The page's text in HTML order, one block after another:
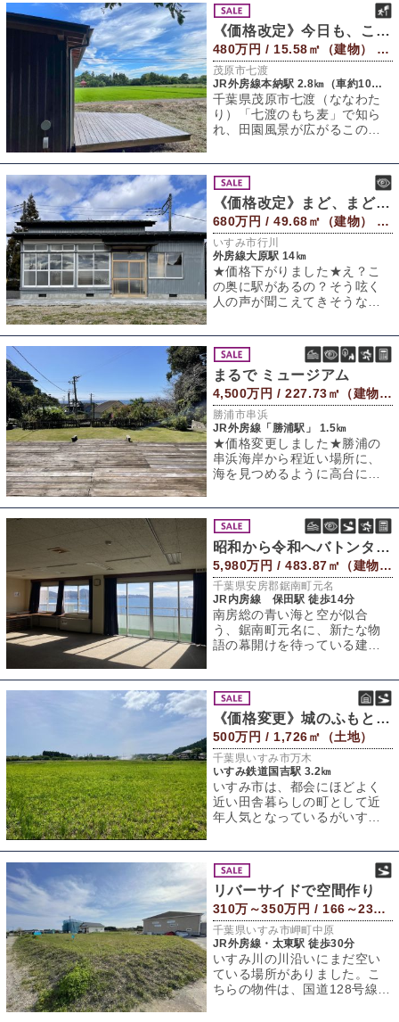
《価格改定》今日も、ここに坐る
480万円 / 15.58㎡（建物） 440㎡（敷地）
茂原市七渡
JR外房線本納駅 2.8㎞（車約10分）
千葉県茂原市七渡（ななわた
り）「七渡のもち麦」で知ら
れ、田園風景が広がるこの地
屋がありました。
《価格改定》まど、まど、まど
680万円 / 49.68㎡（建物） 330.82㎡（敷地）
いすみ市行川
外房線大原駅 14㎞
★価格下がりました★え？こ
の奥に駅があるの？そう呟く
人の声が聞こえてきそうな、
まるで ミュージアム
4,500万円 / 227.73㎡（建物） 967.85㎡（敷地）
勝浦市串浜
JR外房線「勝浦駅」 1.5㎞
★価格変更しました★勝浦の
串浜海岸から程近い場所に、
海を見つめるように高台に佇
5,980万円 / 483.87㎡（建物） 952.26㎡（敷地）
千葉県安房郡鋸南町元名
JR内房線 保田駅 徒歩14分
南房総の青い海と空が似合
う、鋸南町元名に、新たな物
語の幕開けを待っている建物
《価格変更》城のふもとのこの場所で『建築条件付き土地』
500万円 / 1,726㎡（土地）
千葉県いすみ市万木
いすみ鉄道国吉駅 3.2㎞
いすみ市は、都会にほどよく
近い田舎暮らしの町として近
年人気となっているがいすみ
り上げられレトロ
リバーサイドで空間作り
310万～350万円 / 166～230㎡（土地）
千葉県いすみ市岬町中原
JR外房線・太東駅 徒歩30分
いすみ川の川沿いにまだ空い
ている場所がありました。こ
ちらの物件は、国道128号線か